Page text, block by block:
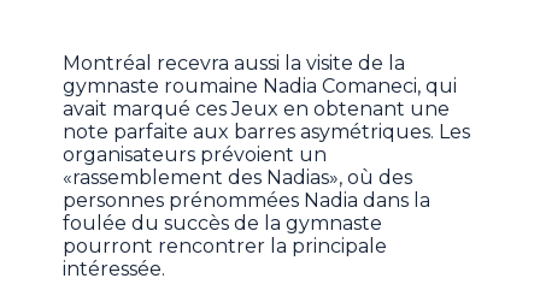
Montréal recevra aussi la visite de la
gymnaste roumaine Nadia Comaneci, qui
avait marqué ces Jeux en obtenant une
note parfaite aux barres asymétriques. Les
organisateurs prévoient un
«rassemblement des Nadias», où des
personnes prénommées Nadia dans la
foulée du succès de la gymnaste
pourront rencontrer la principale
intéressée.